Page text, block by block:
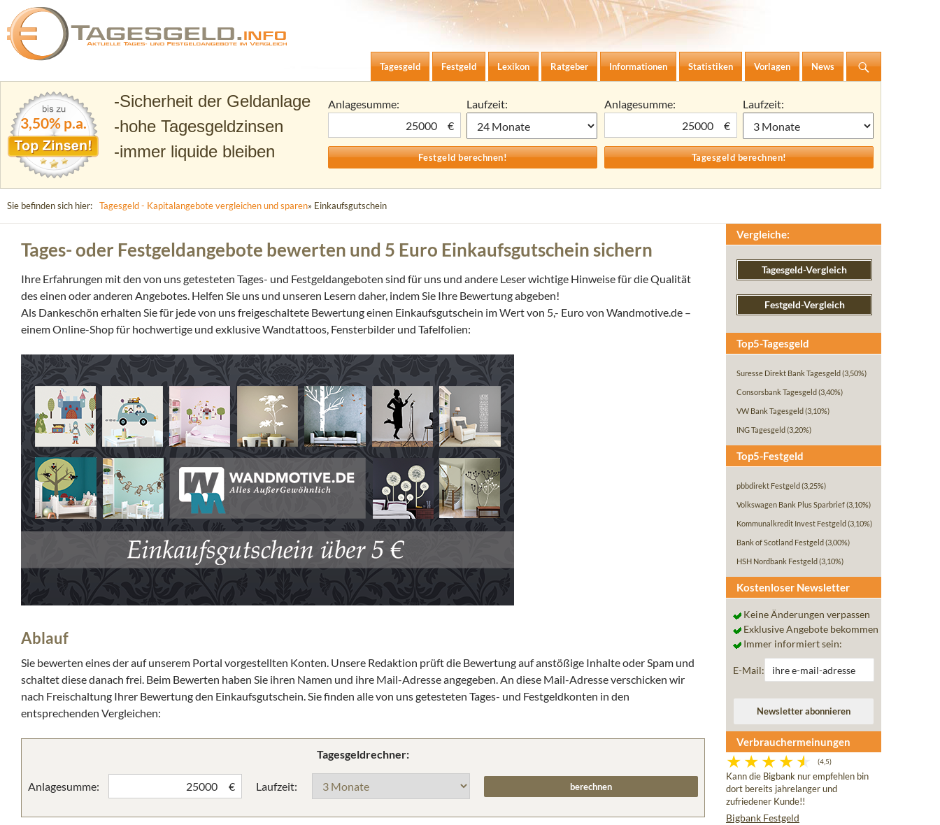
Tagesgeld.info – Tagesgeldkonten vergleichen und Tagesgeld-Zinsen berechnen
Zum Inhalt springen
Tagesgeld
Festgeld Lexikon Ratgeber Informationen Statistiken Vorlagen News
3,50% p.a.
Sicherheit der Geldanlage
hohe Tagesgeldzinsen
immer liquide bleiben
Anlagesumme:
€
Laufzeit:
Anlagesumme:
€
Laufzeit:
Sie befinden sich hier: Tagesgeld - Kapitalangebote vergleichen und sparen» Einkaufsgutschein
Tages- oder Festgeldangebote bewerten und 5 Euro Einkaufsgutschein sichern
Ihre Erfahrungen mit den von uns getesteten Tages- und Festgeldangeboten sind für uns und andere Leser wichtige Hinweise für die Qualität
des einen oder anderen Angebotes. Helfen Sie uns und unseren Lesern daher, indem Sie Ihre Bewertung abgeben!
Als Dankeschön erhalten Sie für jede von uns freigeschaltete Bewertung einen Einkaufsgutschein im Wert von 5,- Euro von Wandmotive.de –
einem Online-Shop für hochwertige und exklusive Wandtattoos, Fensterbilder und Tafelfolien:
Ablauf
Sie bewerten eines der auf unserem Portal vorgestellten Konten. Unsere Redaktion prüft die Bewertung auf anstößige Inhalte oder Spam und
schaltet diese danach frei. Beim Bewerten haben Sie ihren Namen und ihre Mail-Adresse angegeben. An diese Mail-Adresse verschicken wir
nach Freischaltung Ihrer Bewertung den Einkaufsgutschein. Sie finden alle von uns getesteten Tages- und Festgeldkonten in den
entsprechenden Vergleichen:
Tagesgeldrechner:
Anlagesumme: € Laufzeit:
Vergleiche:
Tagesgeld-Vergleich
Festgeld-Vergleich
Top5-Tagesgeld
Suresse Direkt Bank Tagesgeld (3,50%)
Consorsbank Tagesgeld (3,40%)
VW Bank Tagesgeld (3,10%)
ING Tagesgeld (3,20%)
Top5-Festgeld
pbbdirekt Festgeld (3,25%)
Volkswagen Bank Plus Sparbrief(3,10%)
Kommunalkredit Invest Festgeld (3,10%)
Bank of Scotland Festgeld (3,00%)
HSH Nordbank Festgeld (3,10%)
Kostenloser Newsletter
Keine Änderungen verpassen
Exklusive Angebote bekommen
Immer informiert sein:
E-Mail:
Verbrauchermeinungen
(4,5)
Kann die Bigbank nur empfehlen bin
dort bereits jahrelanger und
zufriedener Kunde!!
Bigbank Festgeld